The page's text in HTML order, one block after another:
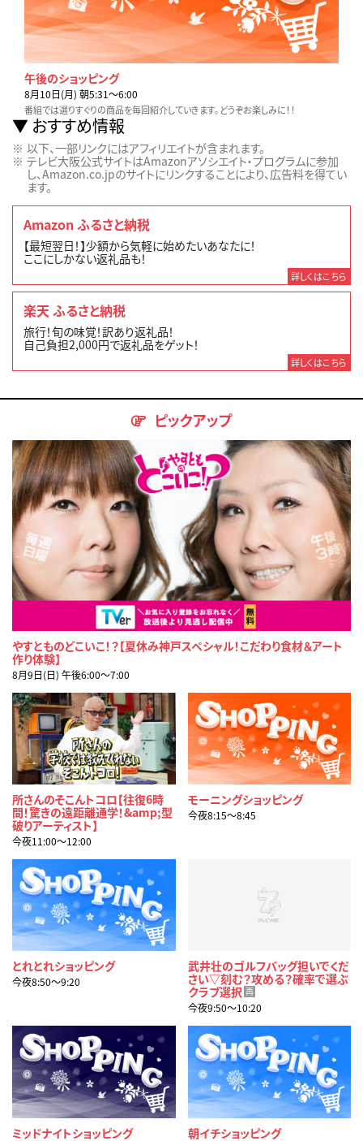
午後のショッピング
8月10日(月) 朝5:31〜6:00
番組では選りすぐりの商品を毎回紹介していきます。どうぞお楽しみに！！
おすすめ情報
以下、一部リンクにはアフィリエイトが含まれます。
テレビ大阪公式サイトはAmazonアソシエイト・プログラムに参加
し、Amazon.co.jpのサイトにリンクすることにより、広告料を得てい
ます。
Amazon ふるさと納税
【最短翌日！】少額から気軽に始めたいあなたに！
ここにしかない返礼品も！
詳しくはこちら
楽天 ふるさと納税
旅行！旬の味覚！訳あり返礼品！
自己負担2,000円で返礼品をゲット！
詳しくはこちら
ピックアップ
やすとものどこいこ！？【夏休み神戸スペシャル！こだわり食材＆アート
作り体験】
8月9日(日) 午後6:00〜7:00
所さんのそこんトコロ【往復6時
間！驚きの遠距離通学！&amp;型
破りアーティスト】
今夜11:00〜12:00
モーニングショッピング
今夜8:15〜8:45
とれとれショッピング
今夜8:50〜9:20
武井壮のゴルフバッグ担いでくだ
さい▽刻む？攻める？確率で選ぶ
クラブ選択 再
今夜9:50〜10:20
ミッドナイトショッピング 朝イチショッピング